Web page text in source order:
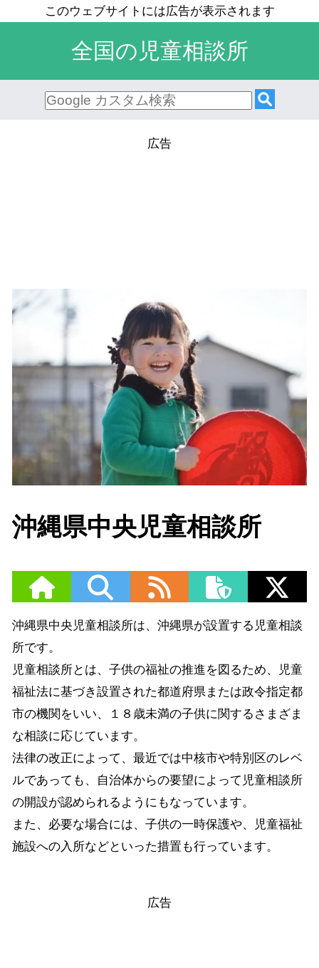
全国の児童相談所
沖縄県中央児童相談所
沖縄県中央児童相談所は、沖縄県が設置する児童相談
所です。
児童相談所とは、子供の福祉の推進を図るため、児童
福祉法に基づき設置された都道府県または政令指定都
市の機関をいい、１８歳未満の子供に関するさまざま
な相談に応じています。
法律の改正によって、最近では中核市や特別区のレベ
ルであっても、自治体からの要望によって児童相談所
の開設が認められるようにもなっています。
また、必要な場合には、子供の一時保護や、児童福祉
施設への入所などといった措置も行っています。